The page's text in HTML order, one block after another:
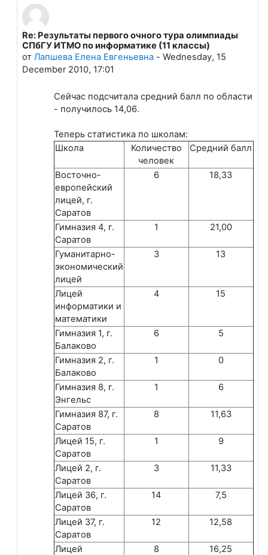
В ответ на Лапшева Елена Евгеньевна
Re: Результаты первого очного тура олимпиады
СПбГУ ИТМО по информатике (11 классы)
от Лапшева Елена Евгеньевна- Wednesday, 15
December 2010, 17:01
Сейчас подсчитала средний балл по области
- получилось 14,06.
Теперь статистика по школам:
Школа
Количество
человек
Средний балл
Восточно-
европейский
лицей, г.
Саратов
6 18,33
Гимназия 4, г.
Саратов
1 21,00
Гуманитарно-
экономический
лицей
3 13
Лицей
информатики и
математики
4 15
Гимназия 1, г.
Балаково
6 5
Гимназия 2, г.
Балаково
1 0
Гимназия 8, г.
Энгельс
1 6
Гимназия 87, г.
Саратов
8 11,63
Лицей 15, г.
Саратов
1 9
Лицей 2, г.
Саратов
3 11,33
Лицей 36, г.
Саратов
14 7,5
Лицей 37, г.
Саратов
12 12,58
Лицей
8 16,25